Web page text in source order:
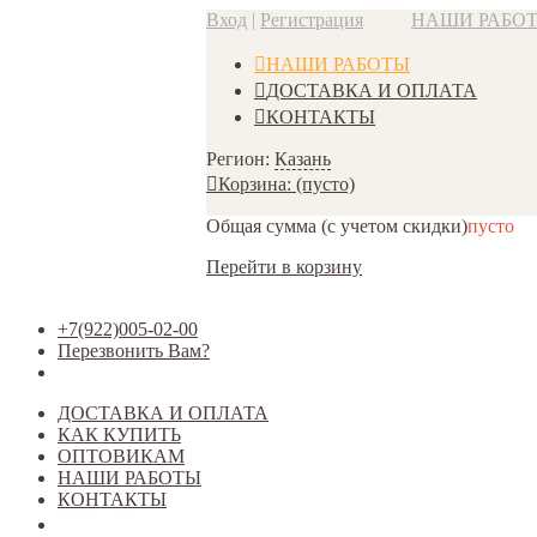
Вход | Регистрация НАШИ
НАШИ РАБОТЫ
ДОСТАВКА И ОПЛАТА
КОНТАКТЫ
Регион: Казань
Корзина: (пусто)
Общая сумма (с учетом скидки)пусто
Перейти в корзину
+7(922)005-02-00
Перезвонить Вам?
ДОСТАВКА И ОПЛАТА
КАК КУПИТЬ
ОПТОВИКАМ
НАШИ РАБОТЫ
КОНТАКТЫ